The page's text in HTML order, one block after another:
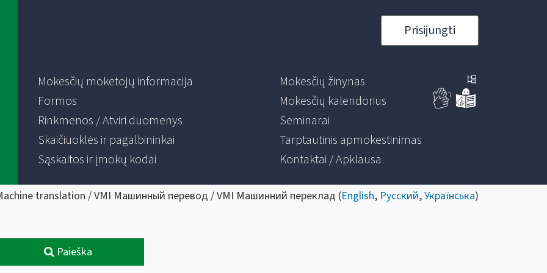
Prisijungti
Mokesčių mokėtojų informacija
Formos
Rinkmenos / Atviri duomenys
Skaičiuoklės ir pagalbininkai
Sąskaitos ir įmokų kodai
Mokesčių žinynas
Mokesčių kalendorius
Seminarai
Tarptautinis apmokestinimas
Kontaktai / Apklausa
translation / VMI Машинный перевод / VMI Машинний переклад (English, Русский,Українська)
Paieška